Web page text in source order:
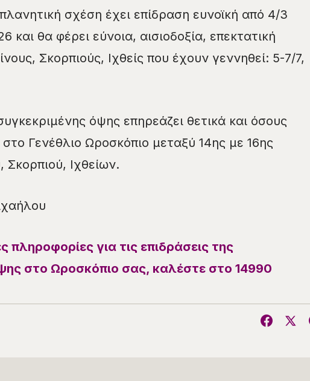
σχέση έχει επίδραση ευνοϊκή από 4/3
και θα φέρει εύνοια, αισιοδοξία, επεκτατική
Σκορπιούς, Ιχθείς που έχουν γεννηθεί: 5-7/7,
όψης επηρεάζει θετικά και όσους
Γενέθλιο Ωροσκόπιο μεταξύ 14ης με 16ης
Σκορπιού, Ιχθείων.
πληροφορίες για τις επιδράσεις της
στο Ωροσκόπιο σας, καλέστε στο 14990